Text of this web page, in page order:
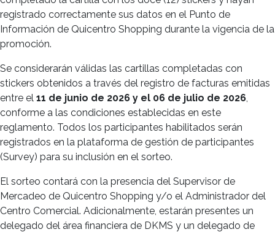
registrado correctamente sus datos en el Punto de
Información de Quicentro Shopping durante la vigencia de la
promoción.
Se considerarán válidas las cartillas completadas con
stickers obtenidos a través del registro de facturas emitidas
entre el 11 de junio de 2026 y el 06 de julio de 2026,
conforme a las condiciones establecidas en este
reglamento. Todos los participantes habilitados serán
registrados en la plataforma de gestión de participantes
(Survey) para su inclusión en el sorteo.
El sorteo contará con la presencia del Supervisor de
Mercadeo de Quicentro Shopping y/o el Administrador del
Centro Comercial. Adicionalmente, estarán presentes un
delegado del área financiera de DKMS y un delegado de